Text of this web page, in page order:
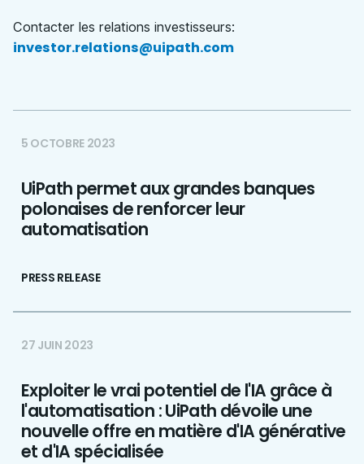
Contacter les relations investisseurs:
investor.relations@uipath.com
5 OCTOBRE 2023
UiPath permet aux grandes banques
polonaises de renforcer leur
automatisation
PRESS RELEASE
27 JUIN 2023
Exploiter le vrai potentiel de l'IA grâce à
l'automatisation : UiPath dévoile une
nouvelle offre en matière d'IA générative
et d'IA spécialisée